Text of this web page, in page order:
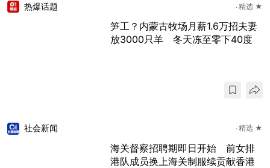
热爆话题 精选 ★
笋工？内蒙古牧场月薪1.6万招夫妻
放3000只羊 冬天冻至零下40度
社会新闻 精选 ★
海关督察招聘期即日开始 前女排
港队成员换上海关制服续贡献香港